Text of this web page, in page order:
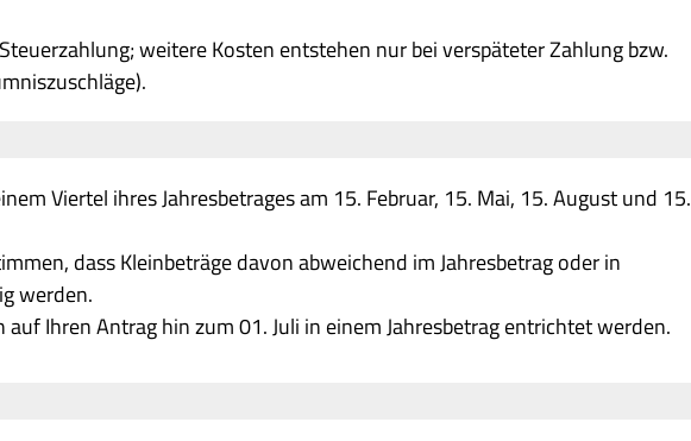
weitere Kosten entstehen nur bei verspäteter Zahlung bzw.
Viertel ihres Jahresbetrages am 15. Februar, 15. Mai, 15. August und 15.
dass Kleinbeträge davon abweichend im Jahresbetrag oder in
werden.
Ihren Antrag hin zum 01. Juli in einem Jahresbetrag entrichtet werden.